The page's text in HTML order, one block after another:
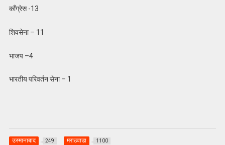
काँग्रेस -13
शिवसेना – 11
भाजप –4
भारतीय परिवर्तन सेना – 1
उस्मानाबाद 249 मराठवाडा 1100